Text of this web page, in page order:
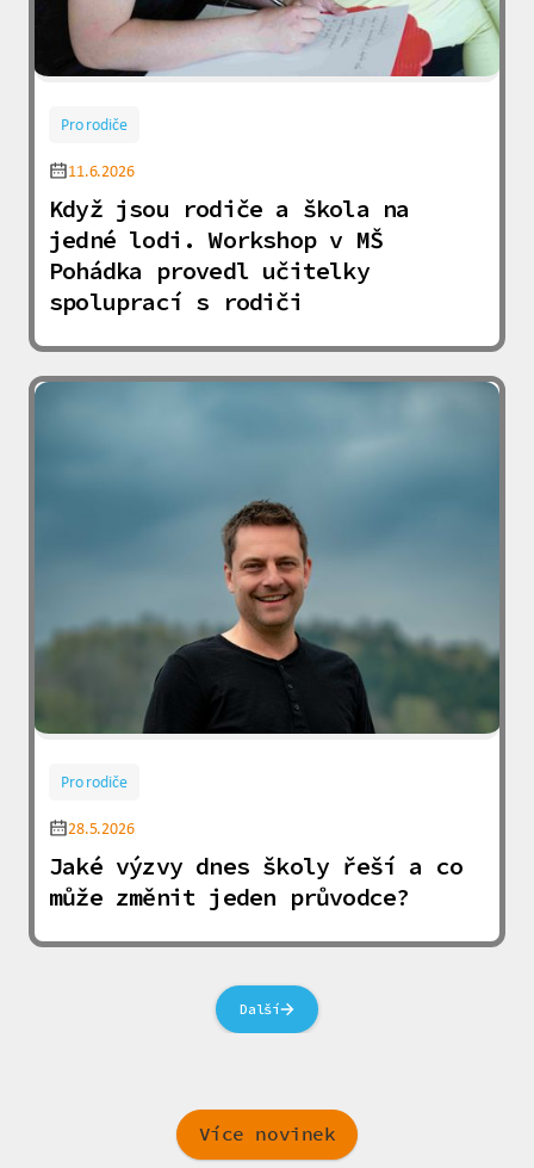
Pro rodiče
11.6.2026
Když jsou rodiče a škola na
jedné lodi. Workshop v MŠ
Pohádka provedl učitelky
spoluprací s rodiči
Pro rodiče
28.5.2026
Jaké výzvy dnes školy řeší a co
může změnit jeden průvodce?
Další
Více novinek